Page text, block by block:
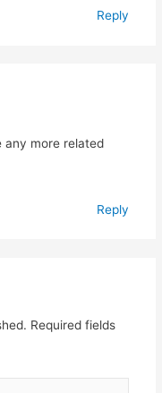
Reply
any more related
Reply
Required fields